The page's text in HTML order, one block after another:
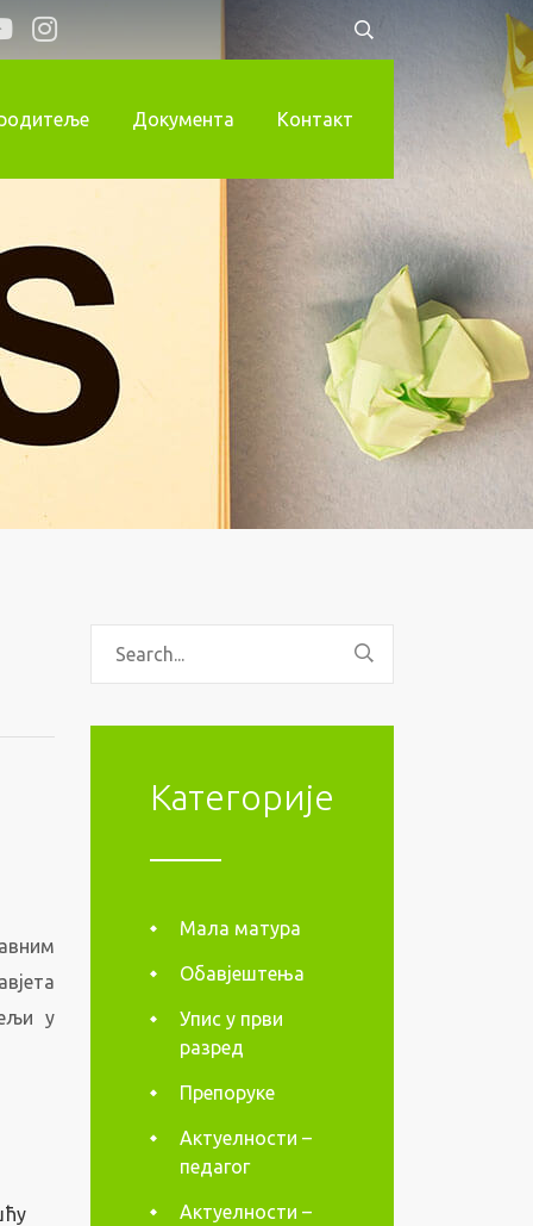
Документа Контакт
у
Категорије
Мала матура
Обавјештења
Упис у први
разред
Препоруке
Актуелности –
педагог
Актуелности –